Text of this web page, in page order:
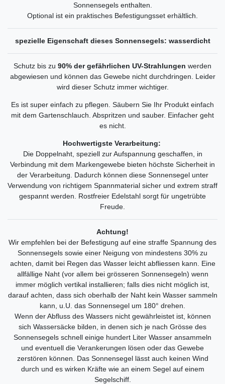
Sonnensegels enthalten.
Optional ist ein praktisches Befestigungsset erhältlich.
spezielle Eigenschaft dieses Sonnensegels: wasserdicht
Schutz bis zu 90% der gefährlichen UV-Strahlungen werden
abgewiesen und können das Gewebe nicht durchdringen. Leider
wird dieser Schutz immer wichtiger.
Es ist super einfach zu pflegen. Säubern Sie Ihr Produkt einfach
mit dem Gartenschlauch. Abspritzen und sauber. Einfacher geht
es nicht.
Hochwertigste Verarbeitung:
Die Doppelnaht, speziell zur Aufspannung geschaffen, in
Verbindung mit dem Markengewebe bieten höchste Sicherheit in
der Verarbeitung. Dadurch können diese Sonnensegel unter
Verwendung von richtigem Spannmaterial sicher und extrem straff
gespannt werden. Rostfreier Edelstahl sorgt für ungetrübte
Freude.
Achtung!
Wir empfehlen bei der Befestigung auf eine straffe Spannung des
Sonnensegels sowie einer Neigung von mindestens 30% zu
achten, damit bei Regen das Wasser leicht abfliessen kann. Eine
allfällige Naht (vor allem bei grösseren Sonnensegeln) wenn
immer möglich vertikal installieren; falls dies nicht möglich ist,
darauf achten, dass sich oberhalb der Naht kein Wasser sammeln
kann, u.U. das Sonnensegel um 180° drehen.
Wenn der Abfluss des Wassers nicht gewährleistet ist, können
sich Wassersäcke bilden, in denen sich je nach Grösse des
Sonnensegels schnell einige hundert Liter Wasser ansammeln
und eventuell die Verankerungen lösen oder das Gewebe
zerstören können. Das Sonnensegel lässt auch keinen Wind
durch und es wirken Kräfte wie an einem Segel auf einem
Segelschiff.